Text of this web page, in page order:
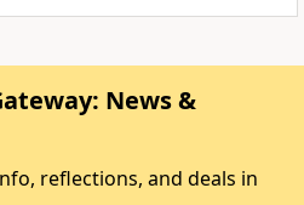
News &
reflections, and deals in